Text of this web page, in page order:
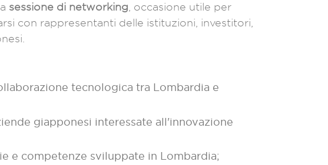
sessione di networking , occasione utile per
con rappresentanti delle istituzioni, investitori,
tecnologica tra Lombardia e
giapponesi interessate all'innovazione
e competenze sviluppate in Lombardia;